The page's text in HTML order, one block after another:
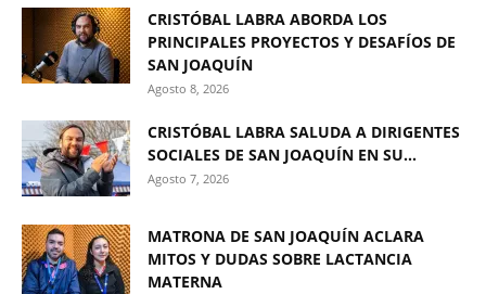
CRISTÓBAL LABRA ABORDA LOS
PRINCIPALES PROYECTOS Y DESAFÍOS DE
SAN JOAQUÍN
Agosto 8, 2026
CRISTÓBAL LABRA SALUDA A DIRIGENTES
SOCIALES DE SAN JOAQUÍN EN SU...
Agosto 7, 2026
MATRONA DE SAN JOAQUÍN ACLARA
MITOS Y DUDAS SOBRE LACTANCIA
MATERNA